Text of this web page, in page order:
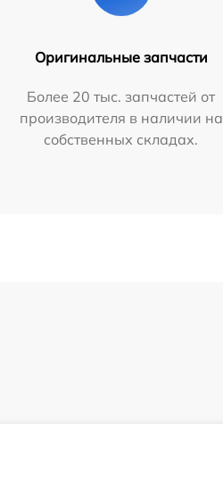
Оригинальные запчасти
Более 20 тыс. запчастей от
производителя в наличии на
собственных складах.